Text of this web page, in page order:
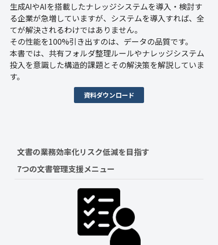
生成AIやAIを搭載したナレッジシステムを導入・検討す
る企業が急増していますが、システムを導入すれば、全
てが解決されるわけではありません。
その性能を100%引き出すのは、データの品質です。
本書では、共有フォルダ整理ルールやナレッジシステム
投入を意識した構造的課題とその解決策を解説していま
す。
資料ダウンロード
文書の業務効率化リスク低減を目指す
7つの文書管理支援メニュー